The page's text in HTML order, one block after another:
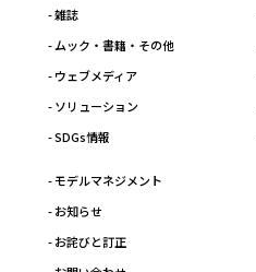
- 雑誌
- ムック・書籍・その他
- ウェブメディア
- ソリューション
- SDGs情報
- モデルマネジメント
- お知らせ
- お詫びと訂正